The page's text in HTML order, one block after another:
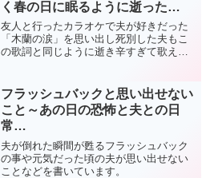
く春の日に眠るように逝った…
友人と行ったカラオケで夫が好きだった
「木蘭の涙」を思い出し死別した夫もこ
の歌詞と同じように逝き辛すぎて歌えな
フラッシュバックと思い出せない
こと～あの日の恐怖と夫との日
常…
夫が倒れた瞬間が甦るフラッシュバック
の事や元気だった頃の夫が思い出せない
ことなどを書いています。